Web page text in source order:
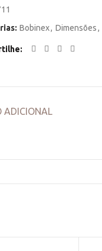
Bobinex, Dimensões,
ADICIONAL